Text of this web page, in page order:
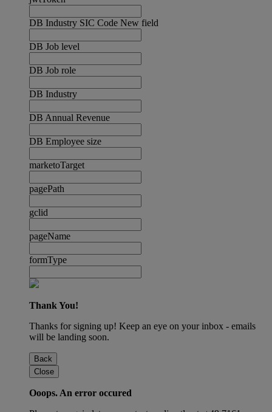
DB Industry SIC Code New field
DB Job level
DB Job role
DB Industry
DB Annual Revenue
DB Employee size
marketoTarget
pagePath
gclid
pageName
formType
Thank You!
Thanks for signing up! Keep an eye on your inbox - emails
will be landing soon.
Back
Close
Ooops. An error occured